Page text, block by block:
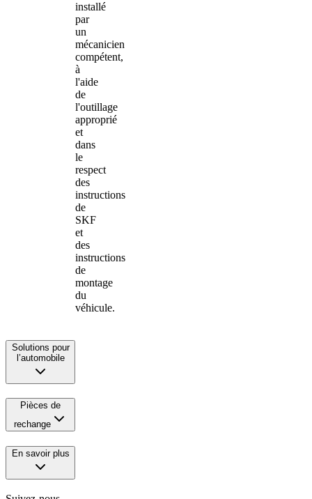
installé
par
un
mécanicien
compétent,
à
l'aide
de
l'outillage
approprié
et
dans
le
respect
des
instructions
de
SKF
et
des
instructions
de
montage
du
véhicule.
Solutions pour
l’automobile
Pièces de
rechange
En savoir plus